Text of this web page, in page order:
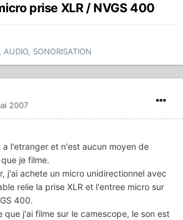
prise XLR / NVGS 400
AUDIO, SONORISATION
2007
a l'etranger et n'est aucun moyen de
je filme.
j'ai achete un micro unidirectionnel avec
relie la prise XLR et l'entree micro sur
400.
que j'ai filme sur le camescope, le son est